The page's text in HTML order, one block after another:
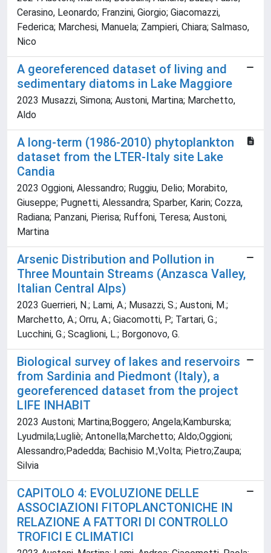
Cerasino, Leonardo; Franzini, Giorgio; Giacomazzi,
Federica; Marchesi, Manuela; Zampieri, Chiara; Salmaso,
Nico
A georeferenced dataset of living and
sedimentary diatoms in Lake Maggiore
2023 Musazzi, Simona; Austoni, Martina; Marchetto,
Aldo
A long-term (1986-2010) phytoplankton
dataset from the LTER-Italy site Lake
Candia
2023 Oggioni, Alessandro; Ruggiu, Delio; Morabito,
Giuseppe; Pugnetti, Alessandra; Sparber, Karin; Cozza,
Radiana; Panzani, Pierisa; Ruffoni, Teresa; Austoni,
Martina
Arsenic Distribution and Pollution in
Three Mountain Streams (Anzasca Valley,
Italian Central Alps)
2023 Guerrieri, N.; Lami, A.; Musazzi, S.; Austoni, M.;
Marchetto, A.; Orru, A.; Giacomotti, P.; Tartari, G.;
Lucchini, G.; Scaglioni, L.; Borgonovo, G.
Biological survey of lakes and reservoirs
from Sardinia and Piedmont (Italy), a
georeferenced dataset from the project
LIFE INHABIT
2023 Austoni; Martina;Boggero; Angela;Kamburska;
Lyudmila;Lugliè; Antonella;Marchetto; Aldo;Oggioni;
Alessandro;Padedda; Bachisio M.;Volta; Pietro;Zaupa;
Silvia
CAPITOLO 4: EVOLUZIONE DELLE
ASSOCIAZIONI FITOPLANCTONICHE IN
RELAZIONE A FATTORI DI CONTROLLO
TROFICI E CLIMATICI